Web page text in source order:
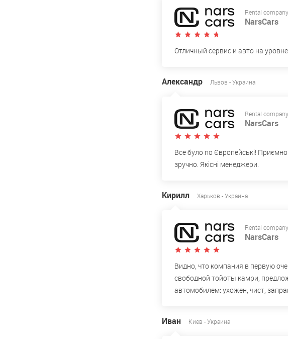
Rental
NarsCars
Отличный сервис и авто на
Александр Львов - Украина
Rental
NarsCars
Все було по Європейські! Приємно
зручно. Якісні менеджери.
Кирилл Харьков - Украина
Rental
NarsCars
Видно, что компания в первую
свободной тойоты камри,
автомобилем: ухожен, чист,
Иван Киев - Украина